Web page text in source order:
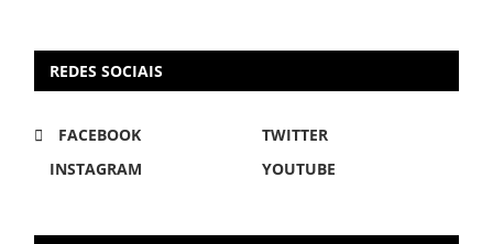
REDES SOCIAIS
FACEBOOK
TWITTER
INSTAGRAM
YOUTUBE